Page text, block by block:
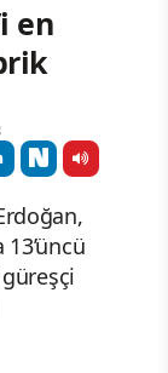
en